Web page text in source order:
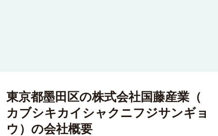
東京都墨田区の株式会社国藤産業 （
カブシキカイシャクニフジサンギョ
ウ ） の会社概要